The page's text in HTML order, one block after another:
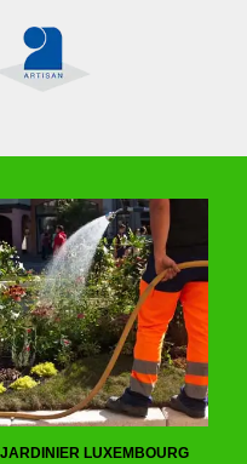
JARDINIER LUXEMBOURG